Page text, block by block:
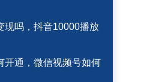
现吗，抖音10000播放
开通，微信视频号如何